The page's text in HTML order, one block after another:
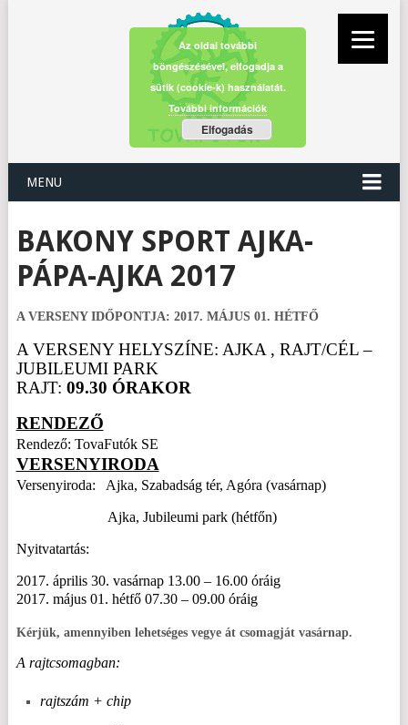
MENU
BAKONY SPORT AJKA-
PÁPA-AJKA 2017
A VERSENY IDŐPONTJA: 2017. MÁJUS 01. HÉTFŐ
A VERSENY HELYSZÍNE: AJKA , RAJT/CÉL –
JUBILEUMI PARK
RAJT: 09.30 ÓRAKOR
RENDEZŐ
Rendező: TovaFutók SE
VERSENYIRODA
Versenyiroda: Ajka, Szabadság tér, Agóra (vasárnap)
Ajka, Jubileumi park (hétfőn)
Nyitvatartás:
2017. április 30. vasárnap 13.00 – 16.00 óráig
2017. május 01. hétfő 07.30 – 09.00 óráig
Kérjük, amennyiben lehetséges vegye át csomagját vasárnap.
A rajtcsomagban:
rajtszám + chip
Az oldal további
böngészésével, elfogadja a
sütik (cookie-k) használatát.
További információk
Elfogadás